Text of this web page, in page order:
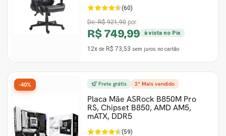
(60)
De:R$ 921,90 por:
R$ 749,99 à vista no Pix
12x de R$ 73,53 sem juros no cartão
Frete grátis 2º Mais vendido
Placa Mãe ASRock B850M Pro
RS, Chipset B850, AMD AM5,
mATX, DDR5
(59)
-40%